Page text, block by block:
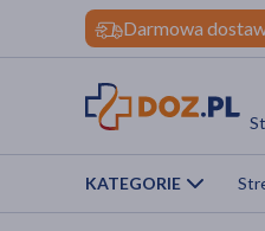
Darmowa
KATEGORIE